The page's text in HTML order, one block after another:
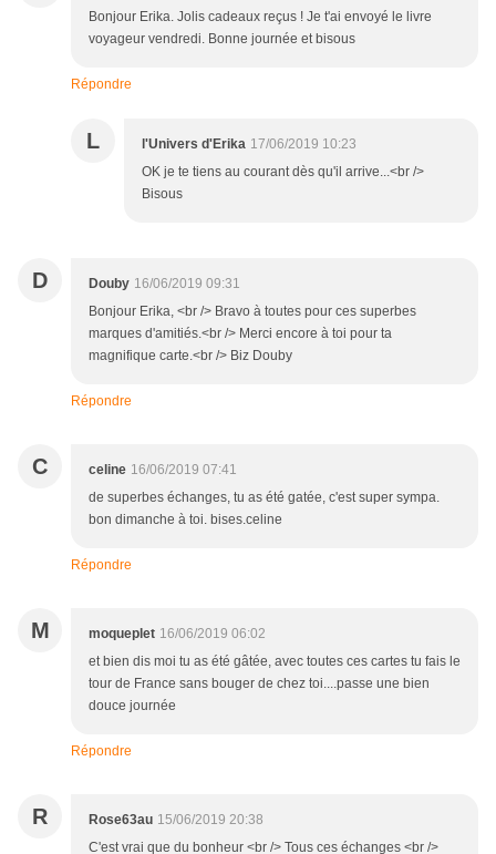
Bonjour Erika. Jolis cadeaux reçus ! Je t'ai envoyé le livre
voyageur vendredi. Bonne journée et bisous
Répondre
L l'Univers d'Erika 17/06/2019 10:23
OK je te tiens au courant dès qu'il arrive...<br />
Bisous
D Douby 16/06/2019 09:31
Bonjour Erika, <br /> Bravo à toutes pour ces superbes
marques d'amitiés.<br /> Merci encore à toi pour ta
magnifique carte.<br /> Biz Douby
Répondre
C celine 16/06/2019 07:41
de superbes échanges, tu as été gatée, c'est super sympa.
bon dimanche à toi. bises.celine
Répondre
M moqueplet 16/06/2019 06:02
et bien dis moi tu as été gâtée, avec toutes ces cartes tu fais le
tour de France sans bouger de chez toi....passe une bien
douce journée
Répondre
R Rose63au 15/06/2019 20:38
C'est vrai que du bonheur <br /> Tous ces échanges <br />